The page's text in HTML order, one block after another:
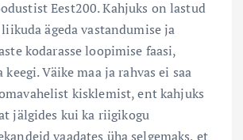
Eest200. Kahjuks on lastud
ägeda vastandumise ja
kodarasse loopimise faasi,
Väike maa ja rahvas ei saa
kisklemist, ent kahjuks
jälgides kui ka riigikogu
vaadates üha selgemaks, et